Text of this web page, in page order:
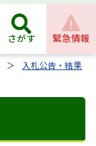
さがす 緊急情報
入札公告・結果